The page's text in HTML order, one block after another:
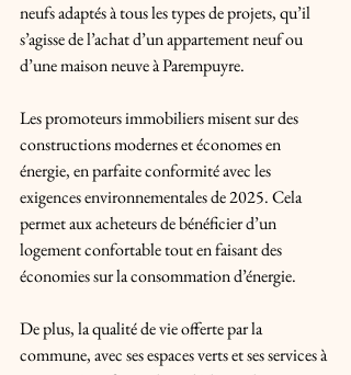
neufs adaptés à tous les types de projets, qu’il
s’agisse de l’achat d’un appartement neuf ou
d’une maison neuve à Parempuyre.
Les promoteurs immobiliers misent sur des
constructions modernes et économes en
énergie, en parfaite conformité avec les
exigences environnementales de 2025. Cela
permet aux acheteurs de bénéficier d’un
logement confortable tout en faisant des
économies sur la consommation d’énergie.
De plus, la qualité de vie offerte par la
commune, avec ses espaces verts et ses services à